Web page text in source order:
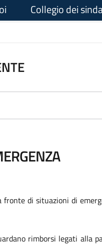
Collegio dei
di situazioni di
rimborsi legati alla